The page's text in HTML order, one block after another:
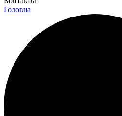
Головна